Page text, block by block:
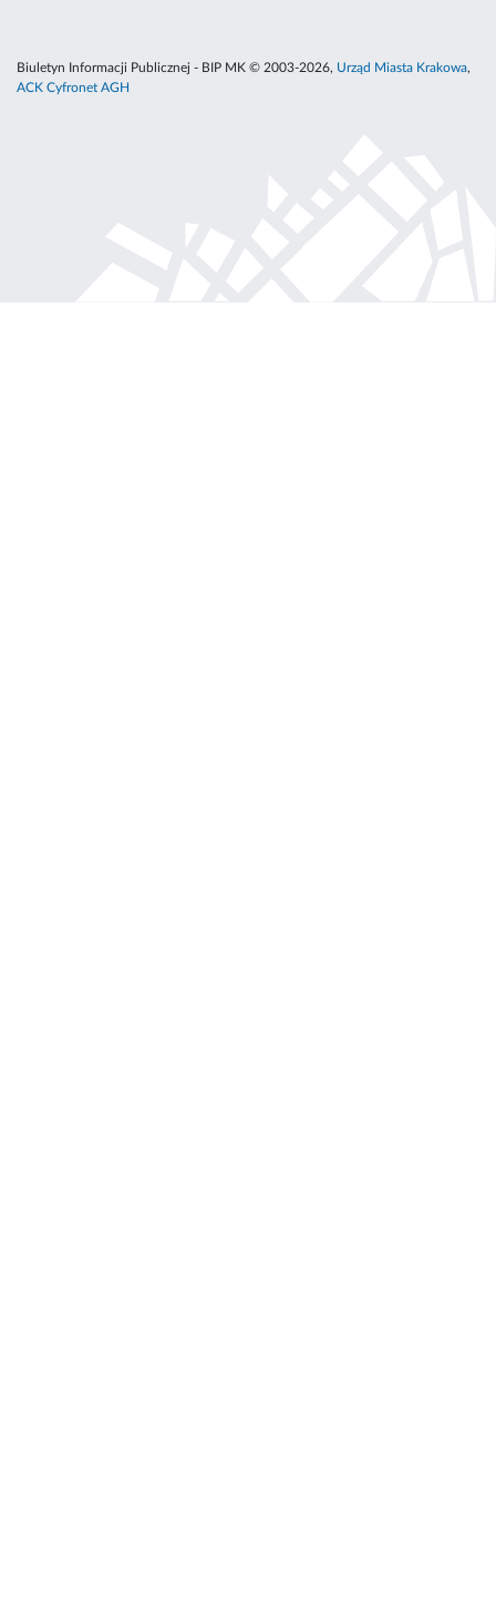
Biuletyn Informacji Publicznej - BIP MK © 2003-2026, Urząd Miasta Krakowa,
ACK Cyfronet AGH